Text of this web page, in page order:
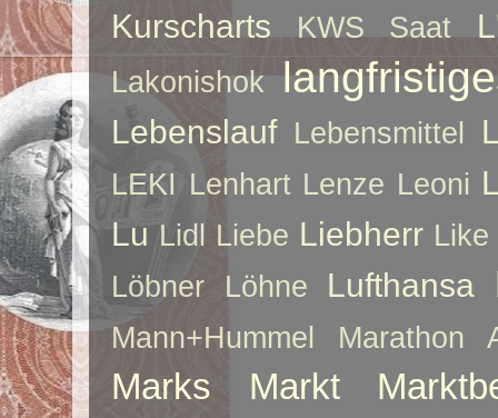
Kurscharts
KWS Saat
Lakonishok
Lebenslauf Lebensmittel
LEKI Lenhart Lenze Leoni
Lu Lidl Liebe Liebherr Like
Löbner
Löhne Lufthansa
Mann+Hummel Marathon
Marks Markt